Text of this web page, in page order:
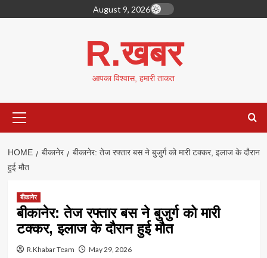
to
August 9, 2026
R.खबर
आपका विश्वास, हमारी ताकत
Menu
HOME बीकानेर
बीकानेर: तेज रफ्तार बस ने बुजुर्ग को मारी टक्कर, इलाज के दौरान
हुई मौत
बीकानेर
बीकानेर: तेज रफ्तार बस ने बुजुर्ग को मारी
टक्कर, इलाज के दौरान हुई मौत
R.Khabar Team May 29, 2026